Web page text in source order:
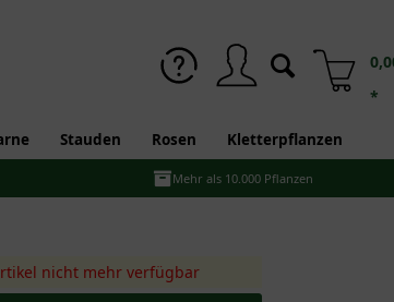
*
Stauden Rosen Kletterpflanzen
Mehr als 10.000 Pflanzen
nicht mehr verfügbar